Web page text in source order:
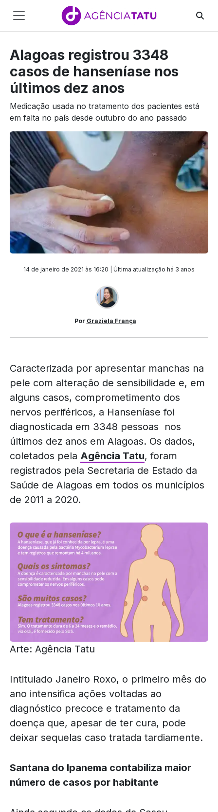
Pular para o conteúdo
Main
Navigation
Alagoas registrou 3348
casos de hanseníase nos
últimos dez anos
Medicação usada no tratamento dos pacientes está
em falta no país desde outubro do ano passado
14 de janeiro de 2021 às 16:20 | Última atualização há 3 anos
Por Graziela França
Caracterizada por apresentar manchas na
pele com alteração de sensibilidade e, em
alguns casos, comprometimento dos
nervos periféricos, a Hanseníase foi
diagnosticada em 3348 pessoas nos
últimos dez anos em Alagoas. Os dados,
coletados pela Agência Tatu, foram
registrados pela Secretaria de Estado da
Saúde de Alagoas em todos os municípios
de 2011 a 2020.
Arte: Agência Tatu
Intitulado Janeiro Roxo, o primeiro mês do
ano intensifica ações voltadas ao
diagnóstico precoce e tratamento da
doença que, apesar de ter cura, pode
deixar sequelas caso tratada tardiamente.
Santana do Ipanema contabiliza maior
número de casos por habitante